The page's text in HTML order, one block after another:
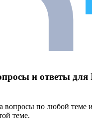
и ответы для
вопросы по любой теме
теме.